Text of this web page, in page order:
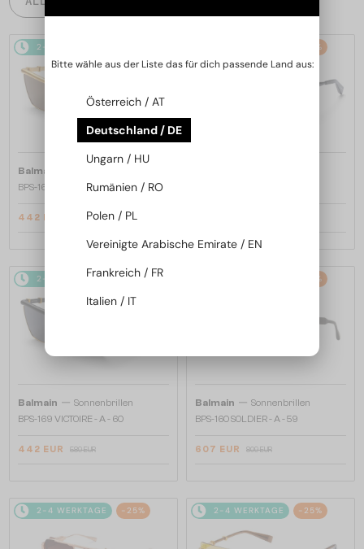
2-4 WERKTAGE
Balmain
BPS-169 VICTOIRE - C - 60
442 EUR 589 EUR
-25%
2-4 WERKTAGE -25%
Balmain — Sonnenbrillen
BPS-169 VICTOIRE - A - 60
442 EUR 589 EUR
-25%
Balmain — Sonnenbrillen
BPS-160 SOLDIER - A - 59
607 EUR 809 EUR
2-4 WERKTAGE -25% 2-4 WERKTAGE -25%
Bitte wähle aus der Liste das für dich passende Land aus:
Österreich / AT
Deutschland / DE
Ungarn / HU
Rumänien / RO
Polen / PL
Vereinigte Arabische Emirate / EN
Frankreich / FR
Italien / IT